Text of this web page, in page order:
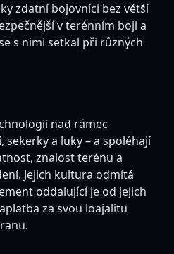
zdatní bojovníci bez větší
v terénním boji a
s nimi setkal při různých
nad rámec
a luky – a spoléhají
znalost terénu a
Jejich kultura odmítá
oddalující je od jejich
za svou loajalitu